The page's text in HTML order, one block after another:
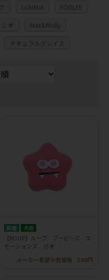
LickiMat FOOLEE
シオ Max&Molly
ナチュラルグレイス
犬用
【ROOP】ループ プーピーズ エ
モーションズ ガオ
メーカー希望小売価格
580円